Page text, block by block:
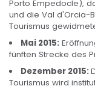
Porto Empedocle),
und die Val d'Orcia-
Tourismus
Mai 2015:
fünften Strecke des
Dezember 2015:
Tourismus wird